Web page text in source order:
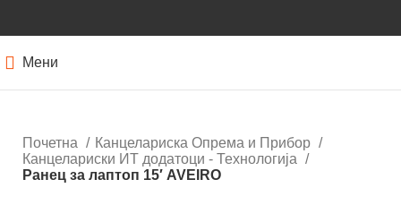
Мени
Почетна
Канцелариска Опрема и Прибор
Канцелариски ИТ додатоци - Технологија
Ранец за лаптоп 15′ AVEIRO